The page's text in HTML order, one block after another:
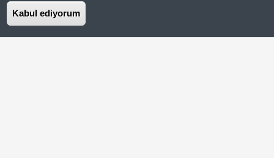
Top
Menu
Paris Gezi Rehberi
Kabul ediyorum